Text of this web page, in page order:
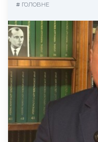
# ГОЛОВНЕ